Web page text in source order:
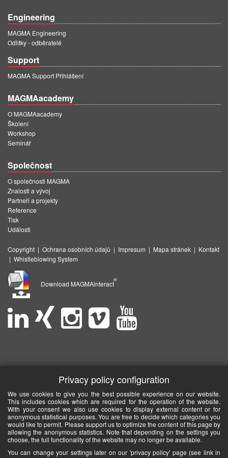
Engineering
MAGMA Engineering
Odlitky - odběratelé
Support
MAGMA Support Přihlášení
MAGMAacademy
O MAGMAacademy
Školení
Workshop
Seminář
Společnost
O společnosti MAGMA
Znalosti a vývoj
Partneři a projekty
Reference
Tisk
Události
Copyright | Ochrana osobních údajů | Impresum | Mapa stránek | Kontakt
| Whistleblowing System
Download MAGMAinteract
®
Privacy policy configuration
We use cookies to give you the best possible experience on our website.
This includes cookies which are required for the operation of the website.
With your consent we also use cookies to display external content or for
anonymous statistical purposes. You are free to decide which categories you
would like to permit. Please support us to optimize the content of this page by
allowing the anonymous statistics. Note that depending on the settings you
choose, the full functionality of the website may no longer be available.
You can change your settings later on our 'privacy policy' page (see link in